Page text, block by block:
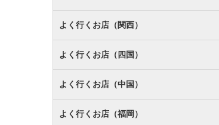
よく行くお店（関西）
よく行くお店（四国）
よく行くお店（中国）
よく行くお店（福岡）